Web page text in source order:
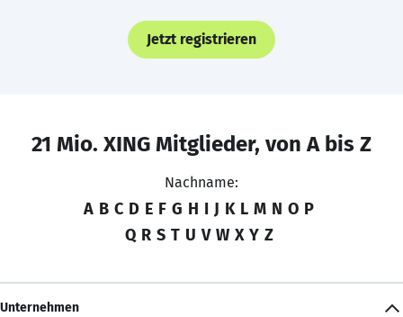
Jetzt registrieren
21 Mio. XING Mitglieder, von A bis Z
Nachname:
A B C D E F G H I J K L M N O P
Q R S T U V W X Y Z
Unternehmen